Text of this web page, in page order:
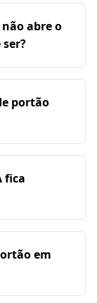
abre o
portão
fica
em